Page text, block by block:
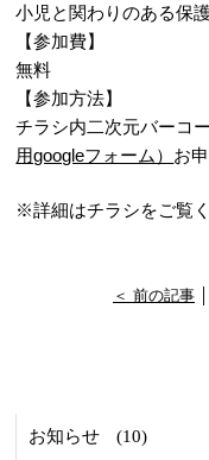
小児と関わりのある保
【参加費】
無料
【参加方法】
チラシ内二次元バーコ
用googleフォーム） お
※詳細はチラシをご覧く
＜ 前の記事│
お知らせ (10)